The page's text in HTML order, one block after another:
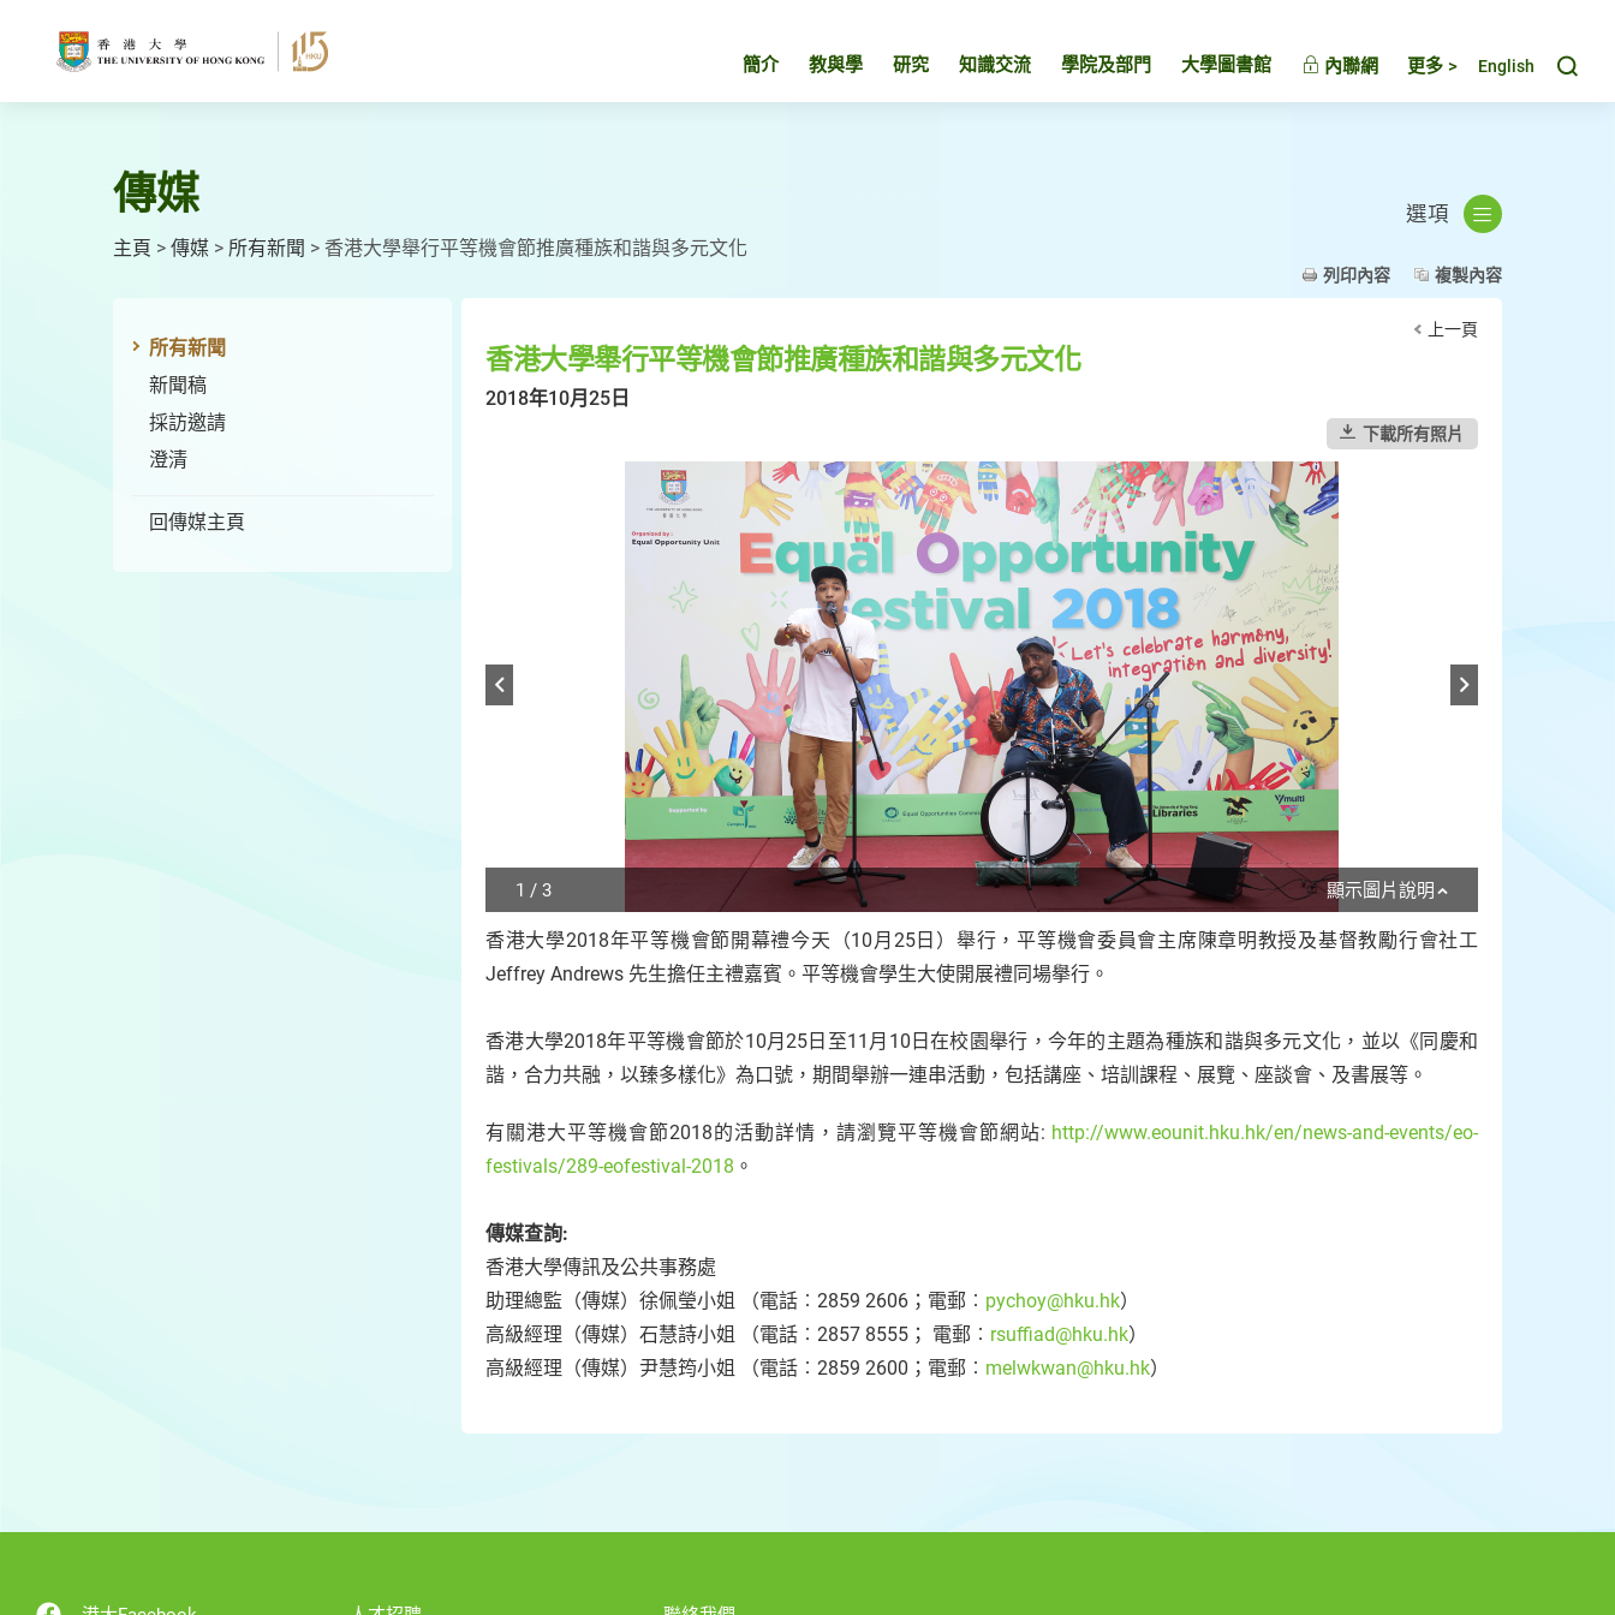
簡介 教與學 研究 知識交流 學院及部門 大學圖書館 內聯網 更多 > English
傳媒
主頁 > 傳媒 > 所有新聞 > 香港大學舉行平等機會節推廣種族和諧與多元文化
選項
列印內容 複製內容
所有新聞
新聞稿
採訪邀請
澄清
回傳媒主頁
上一頁
香港大學舉行平等機會節推廣種族和諧與多元文化
2018年10月25日
下載所有照片
1 / 3
Play
/
the
顯示圖片說明
香港大學2018年平等機會節開幕禮今天（10月25日）舉行，平等機會委員會主席陳章明教授及基督教勵行會社工
Jeffrey Andrews 先生擔任主禮嘉賓。平等機會學生大使開展禮同場擧行。
香港大學2018年平等機會節於10月25日至11月10日在校園舉行，今年的主題為種族和諧與多元文化，並以《同慶和
諧，合力共融，以臻多樣化》為口號，期間舉辦一連串活動，包括講座、培訓課程、展覽、座談會、及書展等。
有關港大平等機會節2018的活動詳情，請瀏覽平等機會節網站: http://www.eounit.hku.hk/en/news-and-events/eo-
festivals/289-eofestival-2018 。
傳媒查詢:
香港大學傳訊及公共事務處
助理總監（傳媒）徐佩瑩小姐 （電話︰2859 2606；電郵︰ pychoy@hku.hk）
高級經理（傳媒）石慧詩小姐 （電話︰2857 8555； 電郵︰ rsuffiad@hku.hk）
高級經理（傳媒）尹慧筠小姐 （電話︰2859 2600；電郵︰ melwkwan@hku.hk）